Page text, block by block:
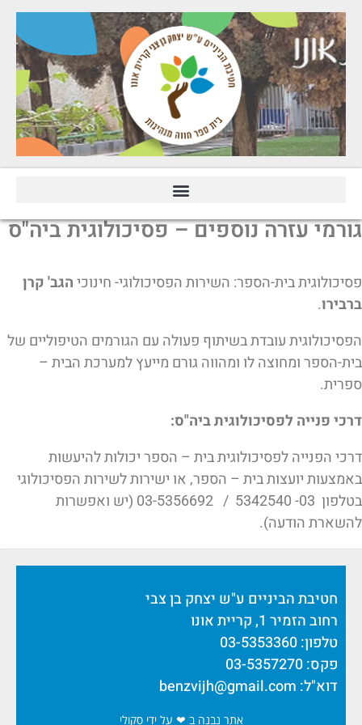
גורמי עזרה נוספים – פסיכולוגית ביה"ס
פסיכולוגית בית-הספר: השירות הפסיכולוגי- חינוכי הגב' קרן
ברבירו.
הפסיכולוגית עובדת בשיתוף פעולה עם הגורמים הטיפוליים של
בית-הספר ומחוצה לו ומהווה גורם מייעץ למערכת הבית –
ספרית.
דרכי פנייה לפסיכולוגית ביה"ס:
דרכי הפנייה לפסיכולוגית בית – הספר יכולות להיעשות
באמצעות יועצות בית – הספר, או ישירות לשירות הפסיכולוגי
בטלפון 03- 5342540 / 03-5356692 (יש ואפשרות
להשארת הודעה).
חטיבת הביניים ע"ש יצחק בן צבי
רחוב הזמיר 1, קריית אונו
טלפון: 03-5353360
פקס: 03-5357270
דוא"ל: benzvijh@gmail.com
אתר נבנה ב ❤ על ידי סקולי